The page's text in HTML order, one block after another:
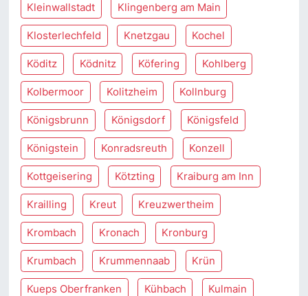
Kleinwallstadt Klingenberg am Main
Klosterlechfeld Knetzgau Kochel
Köditz Ködnitz Köfering Kohlberg
Kolbermoor Kolitzheim Kollnburg
Königsbrunn Königsdorf Königsfeld
Königstein Konradsreuth Konzell
Kottgeisering Kötzting Kraiburg am Inn
Krailling Kreut Kreuzwertheim
Krombach Kronach Kronburg
Krumbach Krummennaab Krün
Kueps Oberfranken Kühbach Kulmain